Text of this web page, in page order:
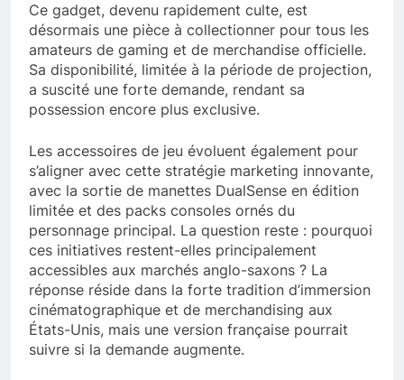
Ce gadget, devenu rapidement culte, est
désormais une pièce à collectionner pour tous les
amateurs de gaming et de merchandise officielle.
Sa disponibilité, limitée à la période de projection,
a suscité une forte demande, rendant sa
possession encore plus exclusive.
Les accessoires de jeu évoluent également pour
s’aligner avec cette stratégie marketing innovante,
avec la sortie de manettes DualSense en édition
limitée et des packs consoles ornés du
personnage principal. La question reste : pourquoi
ces initiatives restent-elles principalement
accessibles aux marchés anglo-saxons ? La
réponse réside dans la forte tradition d’immersion
cinématographique et de merchandising aux
États-Unis, mais une version française pourrait
suivre si la demande augmente.